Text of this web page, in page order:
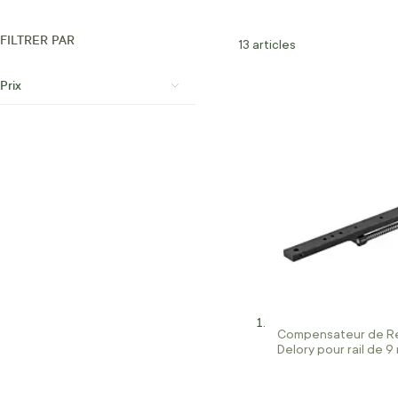
FILTRER PAR
Prix
13 articles
Compensateur de
Delory pour rail de 9